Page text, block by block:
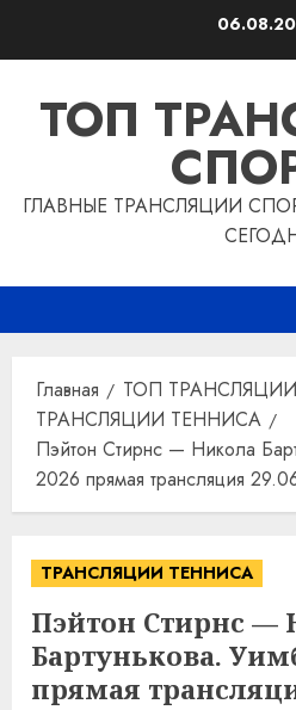
ТОП
ГЛАВНЫЕ ТРАНСЛЯЦИИ
Главная
ТОП
ТРАНСЛЯЦИИ ТЕННИСА
Пэйтон Стирнс — Никола
2026 прямая трансляция
ТРАНСЛЯЦИИ ТЕННИСА
Пэйтон Стирнс —
Бартунькова.
прямая